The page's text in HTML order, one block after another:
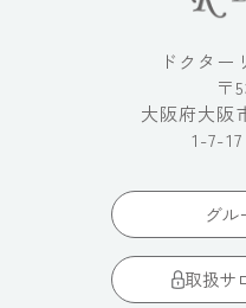
ドクター
〒
大阪府大阪
1-7-
グル
取扱サ